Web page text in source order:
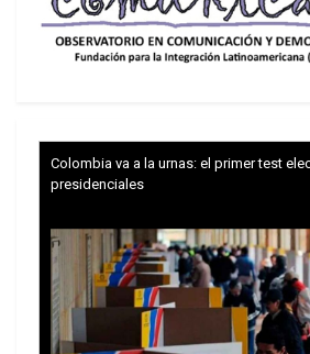
Colombia va a la urnas: el primer test
presidenciales